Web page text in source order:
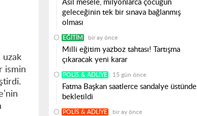
uzak
ismin
Asıl mesele, milyonlarca çocuğun
geleceğinin tek bir sınava bağlanmış
olması
EĞITIM bir ay önce
Milli eğitim yazboz tahtası! Tartışma
çıkaracak yeni karar
POLIS & ADLIYE 15 gün önce
Fatma Başkan saatlerce sandalye üstünde
bekletildi
POLIS & ADLIYE bir ay önce